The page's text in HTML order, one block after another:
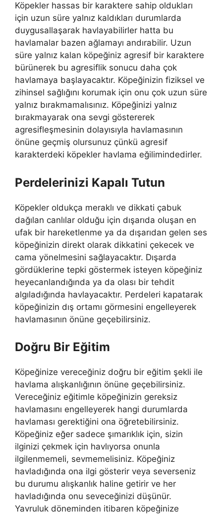
Köpekler hassas bir karaktere sahip oldukları
için uzun süre yalnız kaldıkları durumlarda
duygusallaşarak havlayabilirler hatta bu
havlamalar bazen ağlamayı andırabilir. Uzun
süre yalnız kalan köpeğiniz agresif bir karaktere
bürünerek bu agresiflik sonucu daha çok
havlamaya başlayacaktır. Köpeğinizin fiziksel ve
zihinsel sağlığını korumak için onu çok uzun süre
yalnız bırakmamalısınız. Köpeğinizi yalnız
bırakmayarak ona sevgi göstererek
agresifleşmesinin dolayısıyla havlamasının
önüne geçmiş olursunuz çünkü agresif
karakterdeki köpekler havlama eğilimindedirler.
Perdelerinizi Kapalı Tutun
Köpekler oldukça meraklı ve dikkati çabuk
dağılan canlılar olduğu için dışarıda oluşan en
ufak bir hareketlenme ya da dışarıdan gelen ses
köpeğinizin direkt olarak dikkatini çekecek ve
cama yönelmesini sağlayacaktır. Dışarda
gördüklerine tepki göstermek isteyen köpeğiniz
heyecanlandığında ya da olası bir tehdit
algıladığında havlayacaktır. Perdeleri kapatarak
köpeğinizin dış ortamı görmesini engelleyerek
havlamasının önüne geçebilirsiniz.
Doğru Bir Eğitim
Köpeğinize vereceğiniz doğru bir eğitim şekli ile
havlama alışkanlığının önüne geçebilirsiniz.
Vereceğiniz eğitimle köpeğinizin gereksiz
havlamasını engelleyerek hangi durumlarda
havlaması gerektiğini ona öğretebilirsiniz.
Köpeğiniz eğer sadece şımarıklık için, sizin
ilginizi çekmek için havlıyorsa onunla
ilgilenmemeli, sevmemelisiniz. Köpeğiniz
havladığında ona ilgi gösterir veya severseniz
bu durumu alışkanlık haline getirir ve her
havladığında onu seveceğinizi düşünür.
Yavruluk döneminden itibaren köpeğinize